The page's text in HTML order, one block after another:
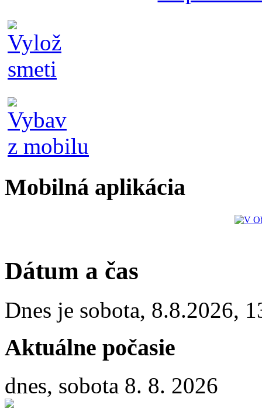
Mobilná aplikácia
Dátum a čas
Dnes je sobota, 8.8.2026,
Aktuálne počasie
dnes, sobota 8. 8. 2026